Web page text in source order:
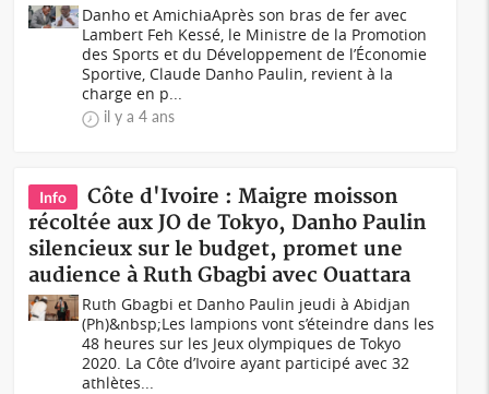
Danho et AmichiaAprès son bras de fer avec
Lambert Feh Kessé, le Ministre de la Promotion
des Sports et du Développement de l’Économie
Sportive, Claude Danho Paulin, revient à la
charge en p...
il y a 4 ans
Info
Côte d'Ivoire : Maigre moisson
récoltée aux JO de Tokyo, Danho Paulin
silencieux sur le budget, promet une
audience à Ruth Gbagbi avec Ouattara
Ruth Gbagbi et Danho Paulin jeudi à Abidjan
(Ph)&nbsp;Les lampions vont s’éteindre dans les
48 heures sur les Jeux olympiques de Tokyo
2020. La Côte d’Ivoire ayant participé avec 32
athlètes...